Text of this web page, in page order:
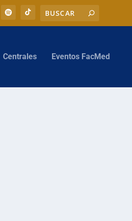
Centrales Eventos FacMed